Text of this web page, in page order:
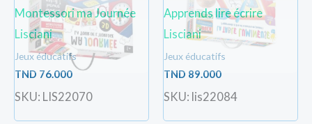
Montessori ma Journée
Lisciani
Jeux éducatifs
TND 76.000
SKU: LIS22070
Apprends lire écrire
Lisciani
Jeux éducatifs
TND 89.000
SKU: lis22084